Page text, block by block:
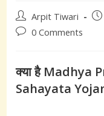
Post
author:
Arpit Tiwari
Post0 Comments
क्या है Madhya
Sahayata